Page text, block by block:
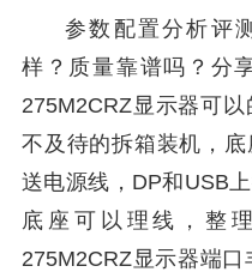
参数配置分析评
样？质量靠谱吗？分
275M2CRZ显示器可
不及待的拆箱装机，
送电源线，DP和USB
底座可以理线，整
275M2CRZ显示器端口